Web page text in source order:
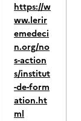
https://w
ww.lerir
emedeci
n.org/no
s-action
s/institut
-de-form
ation.ht
ml